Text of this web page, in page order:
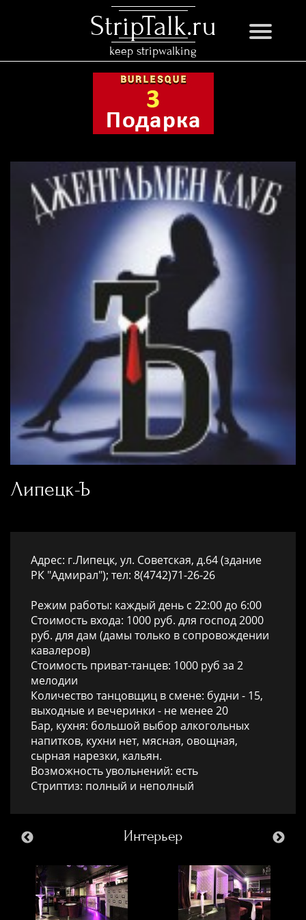
StripTalk.ru
keep stripwalking
Липецк-Ъ
Адрес: г.Липецк, ул. Советская, д.64 (здание
РК "Адмирал"); тел: 8(4742)71-26-26
Режим работы: каждый день с 22:00 до 6:00
Стоимость входа: 1000 руб. для господ 2000
руб. для дам (дамы только в сопровождении
кавалеров)
Стоимость приват-танцев: 1000 руб за 2
мелодии
Количество танцовщиц в смене: будни - 15,
выходные и вечеринки - не менее 20
Бар, кухня: большой выбор алкогольных
напитков, кухни нет, мясная, овощная,
сырная нарезки, кальян.
Возможность увольнений: есть
Стриптиз: полный и неполный
Интерьер